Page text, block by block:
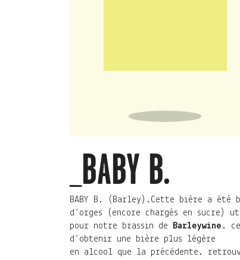
_BABY B.
BABY B. (Barley).Cette bière a été
d’orges (encore chargés en sucre)
pour notre brassin de
Barleywine .
d’obtenir une bière plus légère
en alcool que la précédente.